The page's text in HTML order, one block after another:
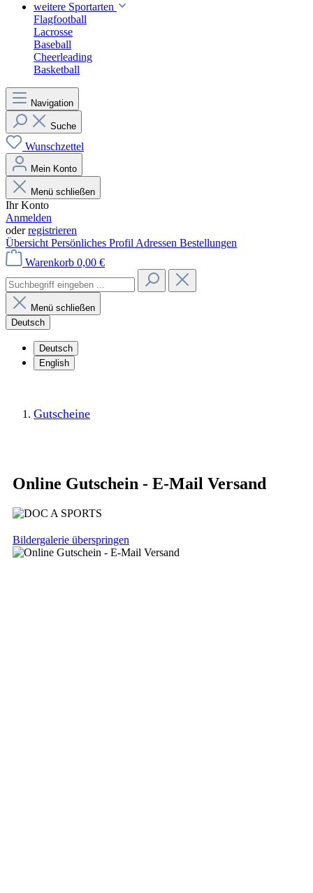
weitere Sportarten
Flagfootball
Lacrosse
Baseball
Cheerleading
Basketball
Navigation
Suche
Wunschzettel
Mein Konto
Menü schließen
Ihr Konto
Anmelden
oderregistrieren
Übersicht Persönliches Profil Adressen Bestellungen
Warenkorb 0,00 €
Menü schließen
Deutsch
Deutsch
English
Gutscheine
Online Gutschein - E-Mail Versand
Bildergalerie überspringen